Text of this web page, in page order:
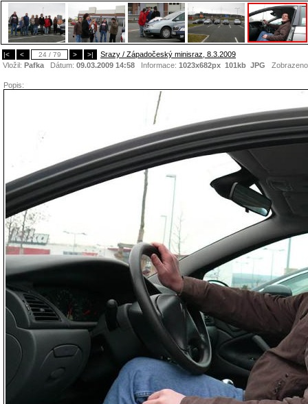
|< < 24 / 79 > >|
Srazy / Západočeský minisraz, 8.3.2009
Vložil: Pafka Dátum: 09.03.2009 14:58 Informace: 1023x682px 101kb JPG
Popis: